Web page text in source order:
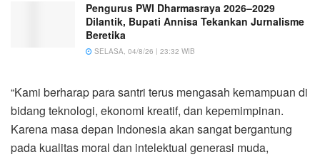
Pengurus PWI Dharmasraya 2026–2029
Dilantik, Bupati Annisa Tekankan Jurnalisme
Beretika
SELASA, 04/8/26 | 23:32 WIB
“Kami berharap para santri terus mengasah kemampuan di
bidang teknologi, ekonomi kreatif, dan kepemimpinan.
Karena masa depan Indonesia akan sangat bergantung
pada kualitas moral dan intelektual generasi muda,